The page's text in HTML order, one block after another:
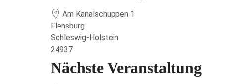
Am Kanalschuppen 1
Flensburg
Schleswig-Holstein
24937
Nächste Veranstaltung